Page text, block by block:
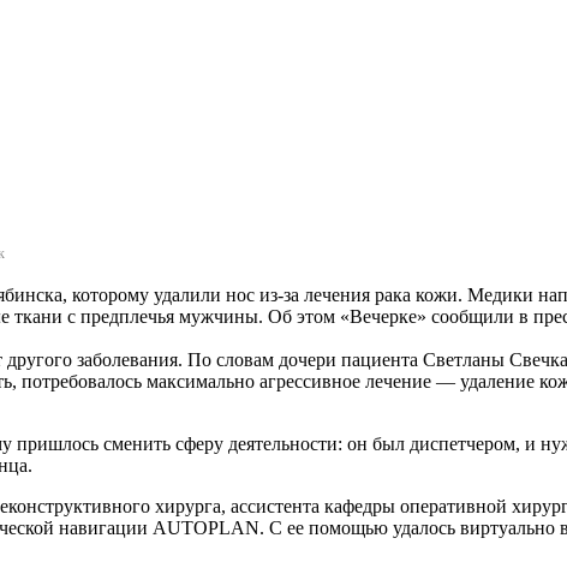
которому удалили нос из-за лечения рака кожи. Медики
ткани с предплечья мужчины. Об этом «Вечерке» сообщили в
заболевания. По словам дочери пациента Светланы
потребовалось максимально агрессивное лечение — удаление
сменить сферу деятельности: он был диспетчером, и
хирурга, ассистента кафедры оперативной
навигации AUTOPLAN. С ее помощью удалось виртуально